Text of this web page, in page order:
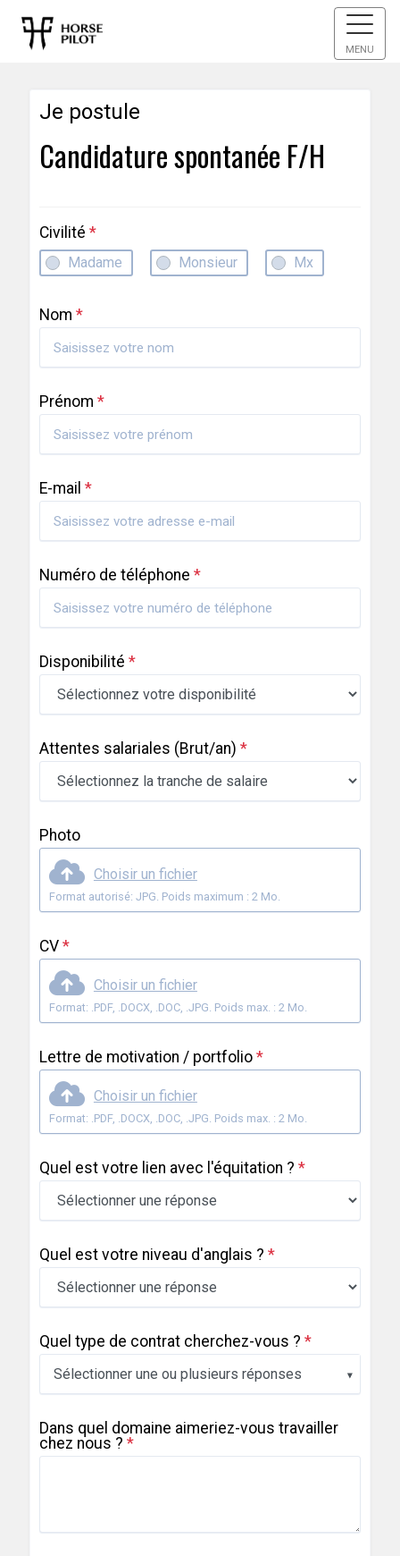
MENU
Je postule
Candidature spontanée F/H
Civilité *
Madame Monsieur Mx
Nom *
Prénom *
E-mail *
Numéro de téléphone *
Disponibilité *
Attentes salariales (Brut/an) *
Photo
Choisir un fichier
Format autorisé: JPG. Poids maximum : 2 Mo.
CV *
Choisir un fichier
Format: .PDF, .DOCX, .DOC, .JPG. Poids max. : 2 Mo.
Lettre de motivation / portfolio *
Choisir un fichier
Format: .PDF, .DOCX, .DOC, .JPG. Poids max. : 2 Mo.
Quel est votre lien avec l'équitation ? *
Quel est votre niveau d'anglais ? *
Quel type de contrat cherchez-vous ? *
Sélectionner une ou plusieurs réponses
Dans quel domaine aimeriez-vous travailler
chez nous ? *